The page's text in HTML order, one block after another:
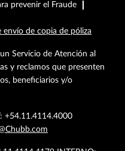
prevenir el Fraude
envío de copia de póliza
Servicio de Atención al
y reclamos que presenten
beneficiarios y/o
+54.11.4114.4000